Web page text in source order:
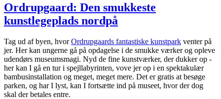
Ordrupgaard: Den smukkeste
kunstlegeplads nordpå
Tag ud af byen, hvorOrdrupgaards fantastiske kunstpark venter på
jer. Her kan ungerne gå på opdagelse i de smukke værker og opleve
udendørs museumsmagi. Nyd de fine kunstværker, der dukker op -
her kan I gå en tur i spejllabyrinten, vove jer op i en spektakulær
bambusinstallation og meget, meget mere. Det er gratis at besøge
parken, og har I lyst, kan I fortsætte ind på museet, hvor der dog
skal der betales entre.